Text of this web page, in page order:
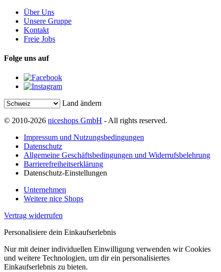
Über Uns
Unsere Gruppe
Kontakt
Freie Jobs
Folge uns auf
Land ändern
© 2010-2026 niceshops GmbH - All rights reserved.
Impressum und Nutzungsbedingungen
Datenschutz
Allgemeine Geschäftsbedingungen und Widerrufsbelehrung
Barrierefreiheitserklärung
Datenschutz-Einstellungen
Unternehmen
Weitere nice Shops
Vertrag widerrufen
Personalisiere dein Einkaufserlebnis
Nur mit deiner individuellen Einwilligung verwenden wir Cookies
und weitere Technologien, um dir ein personalisiertes
Einkaufserlebnis zu bieten.